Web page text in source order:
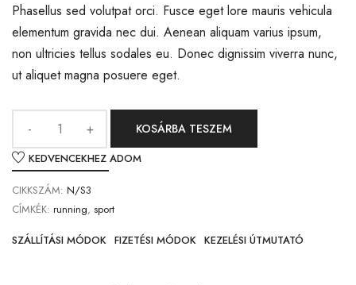
Phasellus sed volutpat orci. Fusce eget lore mauris vehicula
elementum gravida nec dui. Aenean aliquam varius ipsum,
non ultricies tellus sodales eu. Donec dignissim viverra nunc,
ut aliquet magna posuere eget.
KOSÁRBA TESZEM
KEDVENCEKHEZ ADOM
CIKKSZÁM: N/S3
CÍMKÉK: running, sport
SZÁLLÍTÁSI MÓDOK FIZETÉSI MÓDOK KEZELÉSI ÚTMUTATÓ